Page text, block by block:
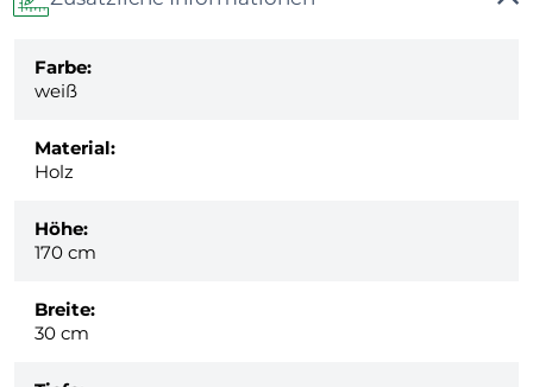
Farbe:
weiß
Material:
Holz
Höhe:
170 cm
Breite:
30 cm